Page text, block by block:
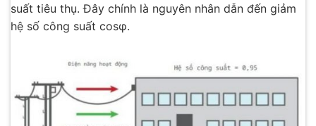
suất tiêu thụ. Đây chính là nguyên nhân dẫn đến giảm
hệ số công suất cosφ.